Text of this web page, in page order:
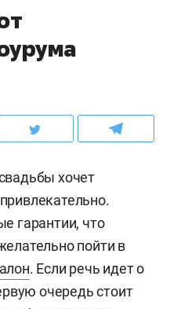
хочет
гарантии, что
пойти в
. Если речь идет о
очередь стоит